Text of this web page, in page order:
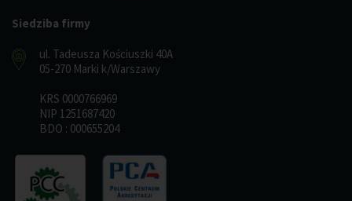
Siedziba firmy
ul. Tadeusza Kościuszki 40A
05-270 Marki k/Warszawy
KRS 0000766969
NIP 1251687420
BDO : 000655204